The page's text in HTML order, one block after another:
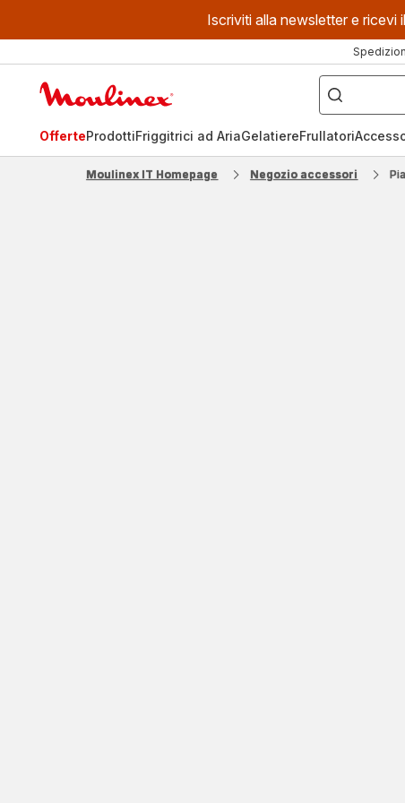
Iscriviti alla newsletter e
Cosa
stai
cercando?
OfferteProdottiFriggitrici ad AriaGelatiereFrullatori
Moulinex IT Homepage Negozio accessori